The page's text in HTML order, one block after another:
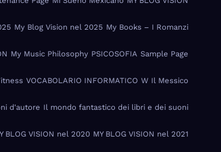
My Blog Vision nel 2025 My Books – I Romanzi
My Music Philosophy PSICOSOFIA Sample Page
VOCABOLARIO INFORMATICO W Il Messico
d'autore Il mondo fantastico dei libri e dei suoni
BLOG VISION nel 2020 MY BLOG VISION nel 2021